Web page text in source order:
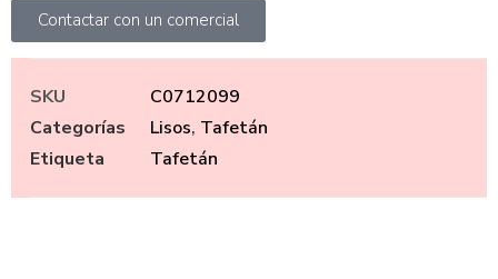
Contactar con un comercial
SKU
C0712099
Categorías
Lisos, Tafetán
Etiqueta
Tafetán